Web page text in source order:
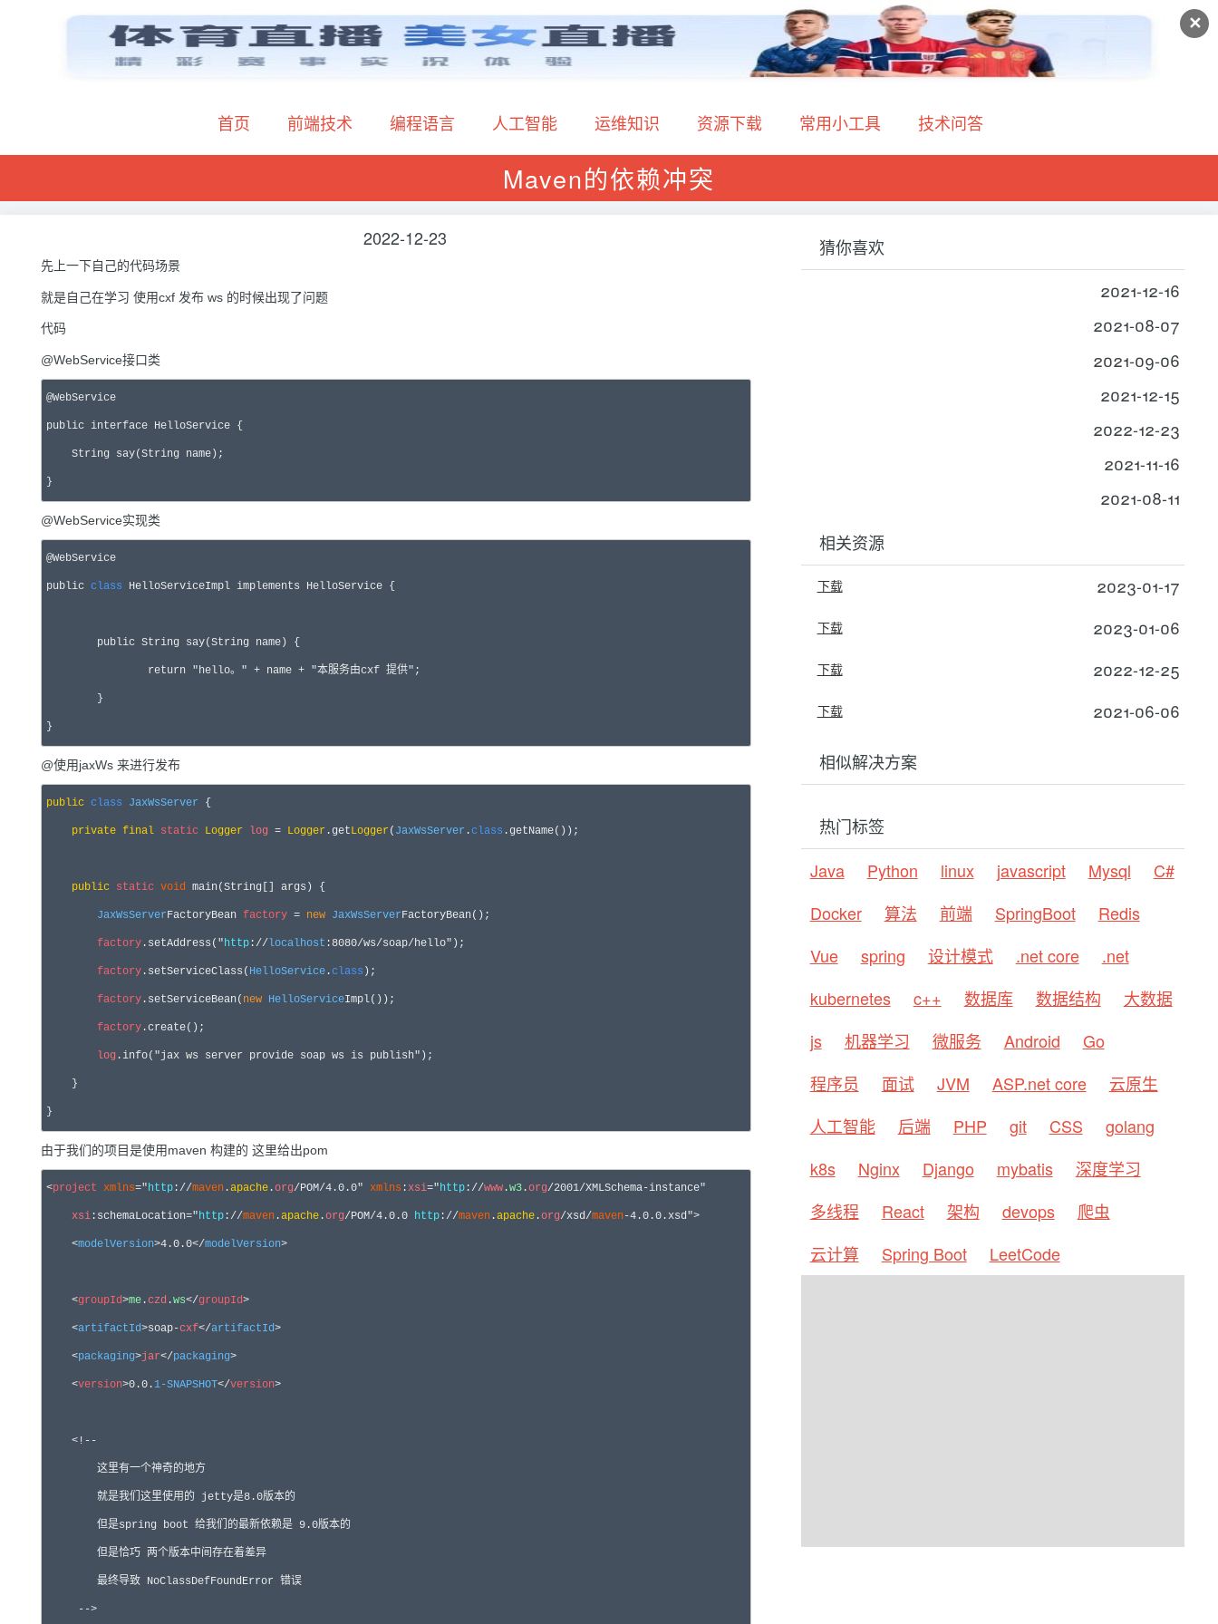
✕
首页 前端技术 编程语言 人工智能 运维知识 资源下载 常用小工具 技术问答
Maven的依赖冲突
2022-12-23
先上一下自己的代码场景
就是自己在学习 使用cxf 发布 ws 的时候出现了问题
代码
@WebService接口类
public interface HelloService {
    String say(String name);
}
@WebService实现类
@WebService
public class HelloServiceImpl implements HelloService {
@使用jaxWs 来进行发布
public class JaxWsServer {
private final static Logger log = Logger .getLogger ( JaxWsServer .class .getName());
public static void main(String[] args) {
JaxWsServerFactoryBean factory = new JaxWsServerFactoryBean();
factory .setAddress( " http ://localhost :8080/ws/soap/hello" );
factory .setServiceClass( HelloService .class );
factory .setServiceBean( new HelloServiceImpl());
factory .create();
log .info( "jax ws server provide soap ws is publish" );
    }
}
由于我们的项目是使用maven 构建的 这里给出pom
<project xmlns=" http ://maven .apache .org/POM/4.0.0" xmlns :xsi=" http ://www .w3 .org/2001/XMLSchema-instance"
xsi :schemaLocation=" http ://maven .apache .org/POM/4.0.0 http ://maven .apache .org/xsd/maven-4.0.0.xsd">
    <
modelVersion>4.0.0</modelVersion>
    <
groupId>me .czd .ws</groupId>
    <
artifactId>soap-cxf</artifactId>
    <
packaging>jar</packaging>
    <
version>0.0. 1-SNAPSHOT</version>
    <!--
        这里有一个神奇的地方
        就是我们这里使用的 jetty是8.0版本的
        但是spring boot 给我们的最新依赖是
9 .0版本的
        但是恰巧 两个版本中间存在着差异
        最终导致 NoClassDefFoundError 错误
-->
猜你喜欢
2021-12-16
2021-08-07
2021-09-06
2021-12-15
2022-12-23
2021-11-16
2021-08-11
相关资源
下载 2023-01-17
下载 2023-01-06
下载 2022-12-25
下载 2021-06-06
相似解决方案
热门标签
Java
Python linux javascript Mysql
C#
Docker
算法 前端 SpringBoot
Redis
Vue
spring 设计模式 .net core
.net
kubernetes
c++ 数据库 数据结构
大数据
js
机器学习 微服务 Android
Go
程序员
面试 JVM ASP.net core
云原生
人工智能
后端 PHP git CSS
golang
k8s
Nginx Django mybatis
深度学习
多线程
React 架构 devops
爬虫
云计算
Spring Boot LeetCode